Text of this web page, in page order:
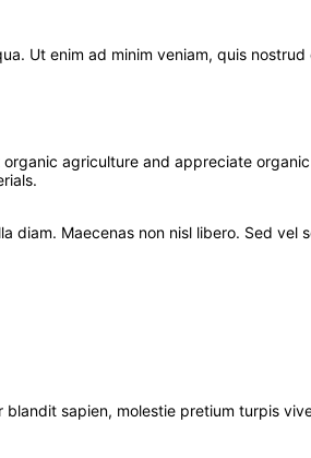
Ut enim ad minim veniam, quis
diam. Maecenas non nisl libero. Sed vel
sapien, molestie pretium turpis
agriculture and appreciate